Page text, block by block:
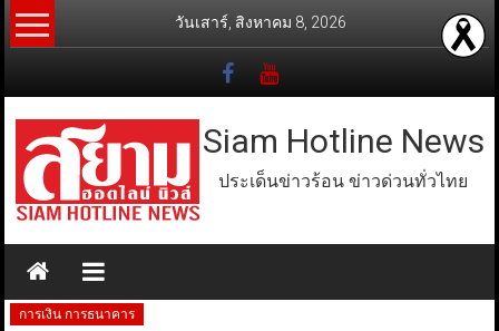
Skip
to
วันเสาร์, สิงหาคม 8, 2026
Siam Hotline News
ประเด็นข่าวร้อน ข่าวด่วนทั่วไทย
การเงิน การธนาคาร